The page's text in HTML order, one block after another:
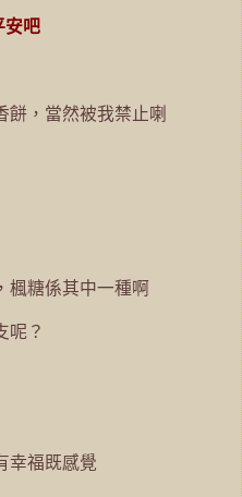
安吧
餅，當然被我禁止喇
楓糖係其中一種啊
呢？
幸福既感覺